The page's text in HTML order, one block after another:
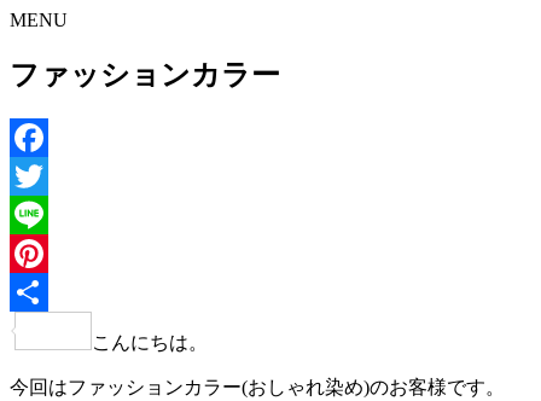
MENU
ファッションカラー
Facebook
Twitter
Line
Pinterest
こんにちは。
今回はファッションカラー(おしゃれ染め)のお客様です。